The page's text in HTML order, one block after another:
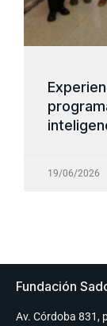
19/06/2026
Fundación
Av. Córdoba 831,